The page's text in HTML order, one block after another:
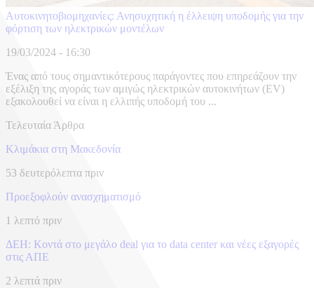
Αυτοκινητοβιομηχανίες: Ανησυχητική η έλλειψη υποδομής για την
φόρτιση των ηλεκτρικών μοντέλων
19/03/2024 - 16:30
Ένας από τους σημαντικότερους παράγοντες που επηρεάζουν την
εξέλιξη της αγοράς των αμιγώς ηλεκτρικών αυτοκινήτων (EV)
εξακολουθεί να είναι η ελλιπής υποδομή του ...
Τελευταία Άρθρα
Κλιμάκια στη Μακεδονία
53 δευτερόλεπτα πριν
Προεξοφλούν ανασχηματισμό
1 λεπτό πριν
ΔΕΗ: Κοντά στο μεγάλο deal για το data center και νέες εξαγορές
στις ΑΠΕ
2 λεπτά πριν